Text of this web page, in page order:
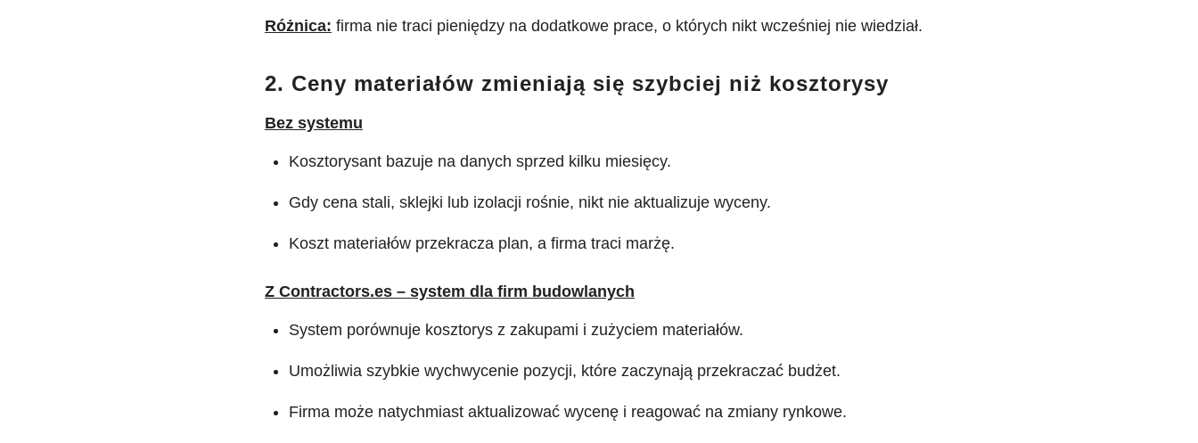
Różnica: firma nie traci pieniędzy na dodatkowe prace, o których nikt wcześniej nie wiedział.
2. Ceny materiałów zmieniają się szybciej niż kosztorysy
Bez systemu
Kosztorysant bazuje na danych sprzed kilku miesięcy.
Gdy cena stali, sklejki lub izolacji rośnie, nikt nie aktualizuje wyceny.
Koszt materiałów przekracza plan, a firma traci marżę.
Z Contractors.es – system dla firm budowlanych
System porównuje kosztorys z zakupami i zużyciem materiałów.
Umożliwia szybkie wychwycenie pozycji, które zaczynają przekraczać budżet.
Firma może natychmiast aktualizować wycenę i reagować na zmiany rynkowe.